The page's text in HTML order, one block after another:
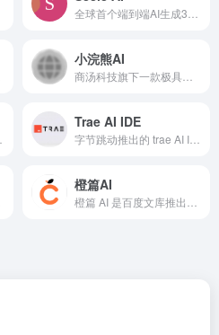
小浣熊AI
Trae AI IDE
橙篇AI